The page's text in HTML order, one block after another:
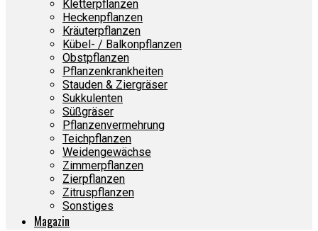
Kletterpflanzen
Heckenpflanzen
Kräuterpflanzen
Kübel- / Balkonpflanzen
Obstpflanzen
Pflanzenkrankheiten
Stauden & Ziergräser
Sukkulenten
Süßgräser
Pflanzenvermehrung
Teichpflanzen
Weidengewächse
Zimmerpflanzen
Zierpflanzen
Zitruspflanzen
Sonstiges
Magazin